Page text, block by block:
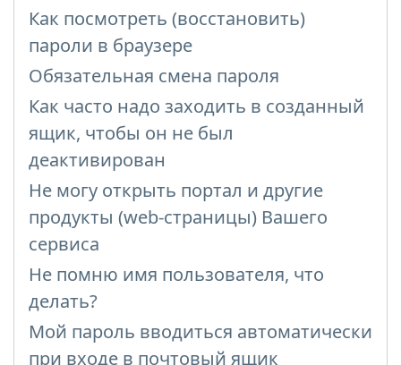
Как посмотреть (восстановить)
пароли в браузере
Обязательная смена пароля
Как часто надо заходить в созданный
ящик, чтобы он не был
деактивирован
Не могу открыть портал и другие
продукты (web-страницы) Вашего
сервиса
Не помню имя пользователя, что
делать?
Мой пароль вводиться автоматически
при входе в почтовый ящик